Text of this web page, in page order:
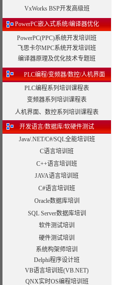
VxWorks BSP开发高级班
PowerPC嵌入式系统/编译器优化
PowerPC(PPC)系统开发培训班
飞思卡尔MPC系统开发培训班
编译器原理及优化技术专题班
PLC编程/变频器/数控/人机界面
PLC编程系列培训课程表
变频器系列培训课程表
人机界面、数控系列培训课程表
开发语言/数据库/软硬件测试
Java/.NET/C#/SQL全能培训班
C语言培训班
C++语言培训班
JAVA语言培训班
C#语言培训班
Oracle数据库培训
SQL Server数据库培训
软件测试培训
硬件测试培训
系统构架师培训
Delphi程序设计班
VB语言培训班(VB.NET)
QNX实时OS编程培训班